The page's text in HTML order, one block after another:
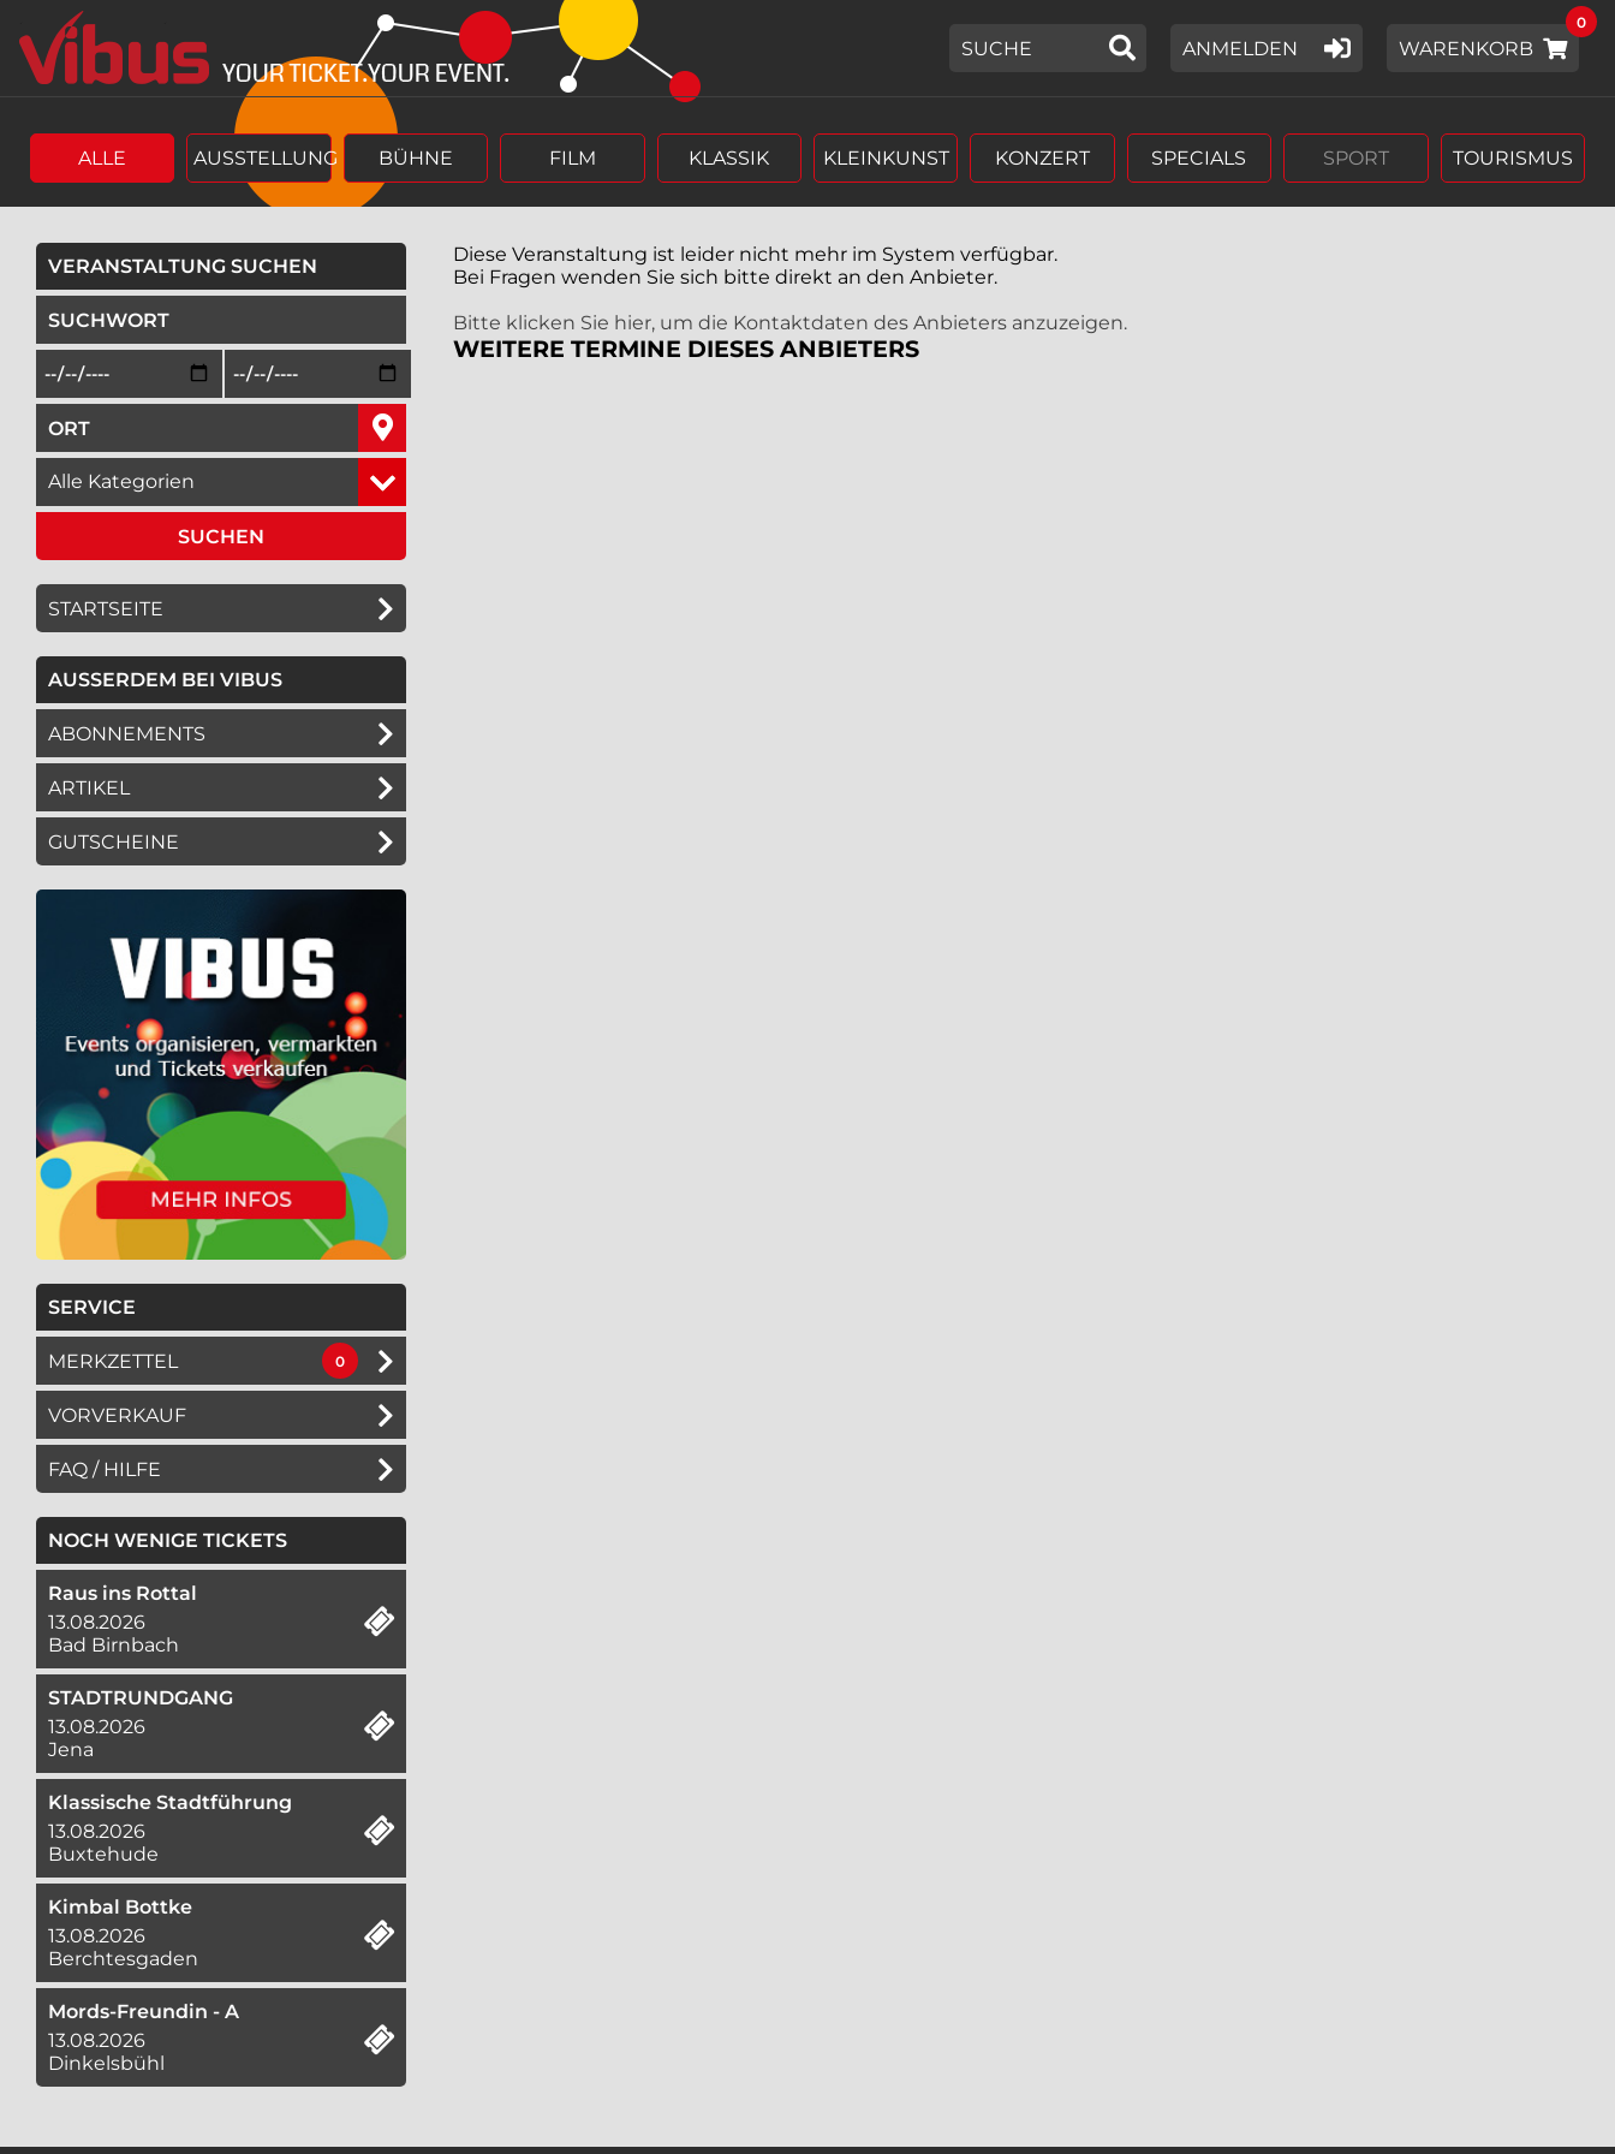
Springe
zum
Hauptinhalt
zum
Menü
GEBEN SIE HIER EIN SUCHWORT EIN,
ANMELDEN WARENKORB
0
ALLE AUSSTELLUNG BÜHNE FILM KLASSIK KLEINKUNST KONZERT SPECIALS SPORT TOURISMUS
VERANSTALTUNG SUCHEN
Beginn des Suchzeitraums in der Form Tag, Monat, Jahr (4 stellig),
Ende des Suchzeitraums in der Form Tag, Monat, Jahr (4 stellig),
geben Sie den Ort ein, in dem Sie suchen wollen,
wählen Sie eine Veranstaltungskategorie aus,
STARTSEITE
AUSSERDEM BEI VIBUS
ABONNEMENTS
ARTIKEL
GUTSCHEINE
SERVICE
MERKZETTEL 0
VORVERKAUF
FAQ / HILFE
NOCH WENIGE TICKETS
Raus ins Rottal
13.08.2026
Bad Birnbach
STADTRUNDGANG
13.08.2026
Jena
Klassische Stadtführung
13.08.2026
Buxtehude
Kimbal Bottke
13.08.2026
Berchtesgaden
Mords-Freundin - A
13.08.2026
Dinkelsbühl
Diese Veranstaltung ist leider nicht mehr im System verfügbar.
Bei Fragen wenden Sie sich bitte direkt an den Anbieter.
Bitte klicken Sie hier, um die Kontaktdaten des Anbieters anzuzeigen.
WEITERE TERMINE DIESES ANBIETERS